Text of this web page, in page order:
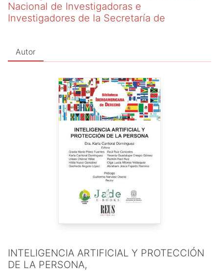
Nacional de Investigadoras e
Investigadores de la Secretaría de
Autor
INTELIGENCIA ARTIFICIAL Y PROTECCIÓN
DE LA PERSONA,